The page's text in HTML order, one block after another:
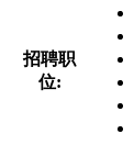
招聘职
位: